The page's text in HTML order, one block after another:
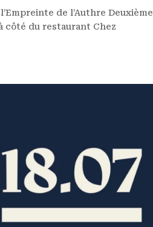
de l’Authre Deuxième
côté du restaurant Chez